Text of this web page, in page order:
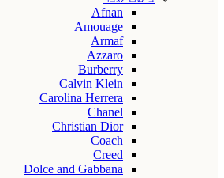
Afnan
Amouage
Armaf
Azzaro
Burberry
Calvin Klein
Carolina Herrera
Chanel
Christian Dior
Coach
Creed
Dolce and Gabbana